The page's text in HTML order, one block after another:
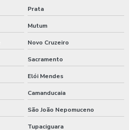
Prata
Mutum
Novo Cruzeiro
Sacramento
Elói Mendes
Camanducaia
São João Nepomuceno
Tupaciguara